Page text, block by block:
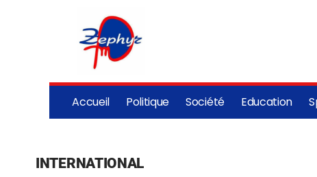
Accueil Politique Société Education
INTERNATIONAL